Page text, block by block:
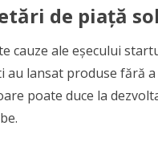
de piață
cauze ale eșecului
lansat produse fără
poate duce la